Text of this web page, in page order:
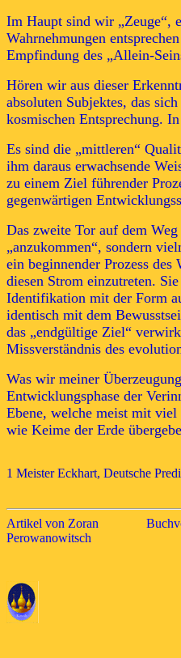
Im Haupt sind wir „Zeuge“,
Wahrnehmungen
Empfindung des „Allein-
Hören wir aus dieser
absoluten Subjektes, das
kosmischen Entsprechung.
Es sind die „mittleren“
ihm daraus erwachsende
zu einem Ziel führender
gegenwärtigen
Das zweite Tor auf dem
„anzukommen“, sondern
ein beginnender Prozess
diesen Strom einzutreten.
Identifikation mit der Form
identisch mit dem
das „endgültige Ziel“
Missverständnis des
Was wir meiner
Entwicklungsphase der
Ebene, welche meist mit viel
wie Keime der Erde
1 Meister Eckhart, Deutsche
Artikel von Zoran
Perowanowitsch